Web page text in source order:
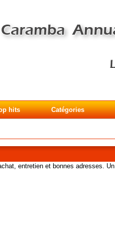
hits Catégories
entretien et bonnes adresses. Un